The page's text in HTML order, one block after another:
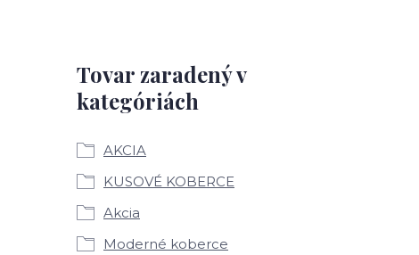
Tovar zaradený v
kategóriách
AKCIA
KUSOVÉ KOBERCE
Akcia
Moderné koberce